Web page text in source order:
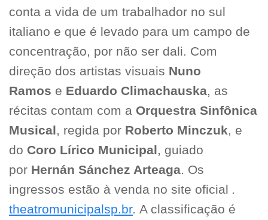
conta a vida de um trabalhador no sul
italiano e que é levado para um campo de
concentração, por não ser dali. Com
direção dos artistas visuais Nuno
Ramos e Eduardo Climachauska, as
récitas contam com a Orquestra Sinfônica
Musical, regida por Roberto Minczuk, e
do Coro Lírico Municipal, guiado
por Hernán Sánchez Arteaga. Os
ingressos estão à venda no site oficial .
theatromunicipalsp.br. A classificação é